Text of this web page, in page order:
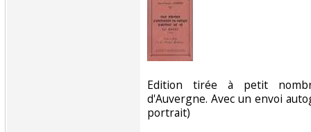
‎Edition tirée à petit
d'Auvergne. Avec un envoi
portrait) ‎